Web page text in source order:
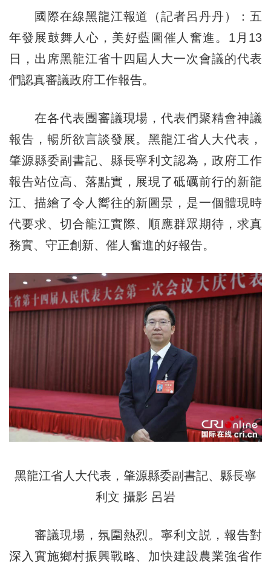
國際在線黑龍江報道（記者呂丹丹）：五
年發展鼓舞人心，美好藍圖催人奮進。1月13
日，出席黑龍江省十四屆人大一次會議的代表
們認真審議政府工作報告。
在各代表團審議現場，代表們聚精會神議
報告，暢所欲言談發展。黑龍江省人大代表，
肇源縣委副書記、縣長寧利文認為，政府工作
報告站位高、落點實，展現了砥礪前行的新龍
江、描繪了令人嚮往的新圖景，是一個體現時
代要求、切合龍江實際、順應群眾期待，求真
務實、守正創新、催人奮進的好報告。
黑龍江省人大代表，肇源縣委副書記、縣長寧
利文 攝影 呂岩
審議現場，氛圍熱烈。寧利文説，報告對
深入實施鄉村振興戰略、加快建設農業強省作